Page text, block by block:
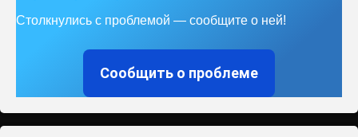
Столкнулись с проблемой — сообщите о ней!
Сообщить о проблеме